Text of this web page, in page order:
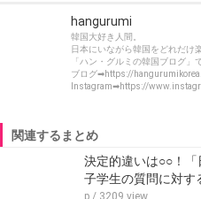
hangurumi
韓国大好き人間。
日本にいながら韓国をどれだけ
「ハン・グルミの韓国ブログ
ブログ➡https://
Instagram➡https://
関連するまとめ
決定的違いは○○！
子学生の質問に対す
p / 3209 view